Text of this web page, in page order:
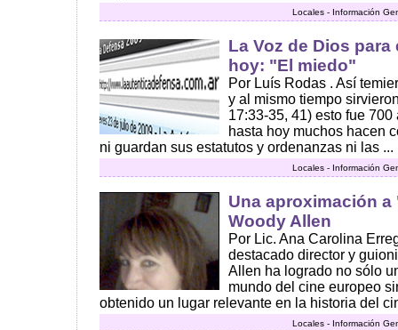
Locales - Información
La Voz de Dios
hoy: "El miedo"
Por Luís Rodas . Así
y al mismo tiempo
17:33-35, 41) esto fue
hasta hoy muchos hacen
ni guardan sus estatutos y ordenanzas ni las ...
Locales - Información
Una aproximación
Woody Allen
Por Lic. Ana Carolina
destacado director y
Allen ha logrado no sólo
mundo del cine europeo
obtenido un lugar relevante en la historia del
Locales - Información